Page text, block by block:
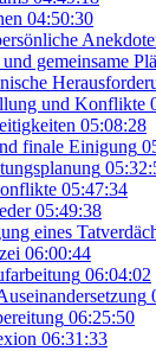
04:50:30
gemeinsame
und Konflikte
05:08:28
finale Einigung
05:47:34
05:49:38
eines
06:00:44
06:04:02
06:25:50
06:31:33